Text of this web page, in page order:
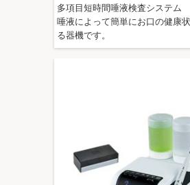
多項目短時間唾液検査システム
唾液によって簡単にお口の健康
る器機です。